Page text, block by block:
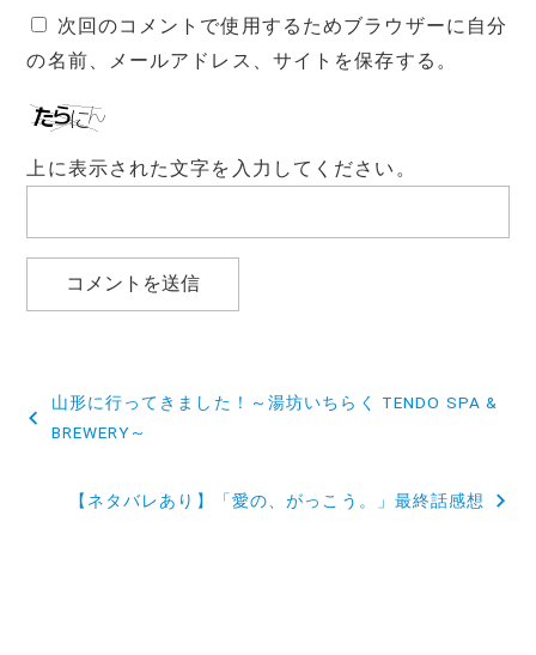
次回のコメントで使用するためブラウザーに自分
の名前、メールアドレス、サイトを保存する。
上に表示された文字を入力してください。
稿
山形に行ってきました！～湯坊いちらく TENDO SPA &
BREWERY～
【ネタバレあり】「愛の、がっこう。」最終話感想